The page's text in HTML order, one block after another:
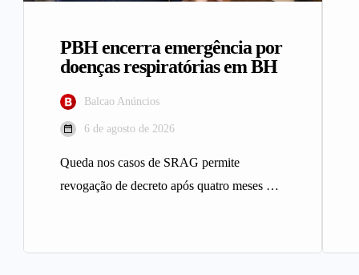
PBH encerra emergência por
doenças respiratórias em BH
Balcao Anúncios
6 de agosto de 2026
Queda nos casos de SRAG permite
revogação de decreto após quatro meses A